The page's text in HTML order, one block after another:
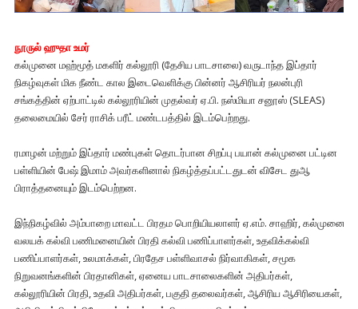
நூருல் ஹுதா உமர்
கல்முனை மஹ்மூத் மகளிர் கல்லூரி (தேசிய பாடசாலை) வருடாந்த இப்தார்
நிகழ்வுகள் மிக நீண்ட கால இடைவெளிக்கு பின்னர் ஆசிரியர் நலன்புரி
சங்கத்தின் ஏற்பாட்டில் கல்லூரியின் முதல்வர் ஏ.பி. நஸ்மியா சனூஸ் (SLEAS)
தலைமையில் சேர் ராசிக் பரீட் மண்டபத்தில் இடம்பெற்றது.
ரமாழன் மற்றும் இப்தார் மண்புகள் தொடர்பான சிறப்பு பயான் கல்முனை பட்டின
பள்ளியின் பேஷ் இமாம் அவர்களினால் நிகழ்த்தப்பட்டதுடன் விசேட துஆ
பிராத்தனையும் இடம்பெற்றன.
இந்நிகழ்வில் அம்பாறை மாவட்ட பிரதம பொறியியலாளர் ஏ.எம். சாஹிர், கல்முனை
வலயக் கல்வி பணிமனையின் பிரதி கல்வி பணிப்பாளர்கள், உதவிக்கல்வி
பணிப்பாளர்கள், உலமாக்கள், பிரதேச பள்ளிவாசல் நிர்வாகிகள், சமூக
நிறுவனங்களின் பிரதானிகள், ஏனைய பாடசாலைகளின் அதிபர்கள்,
கல்லூரியின் பிரதி, உதவி அதிபர்கள், பகுதி தலைவர்கள், ஆசிரிய ஆசிரியைகள்,